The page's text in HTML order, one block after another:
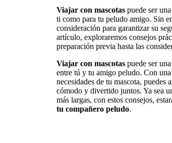
Viajar con mascotas puede ser
ti como para tu peludo amigo. Sin
consideración para garantizar su
artículo, exploraremos consejos
preparación previa hasta las
Viajar con mascotas puede ser
entre tú y tu amigo peludo. Con
necesidades de tu mascota, puedes
cómodo y divertido juntos. Ya sea
más largas, con estos consejos,
tu compañero peludo.